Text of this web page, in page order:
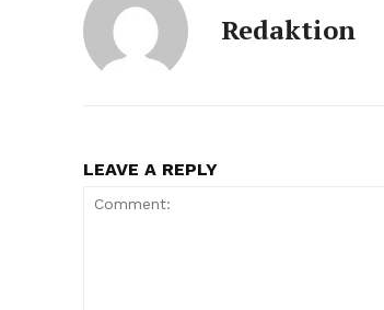
Redaktion
LEAVE A REPLY